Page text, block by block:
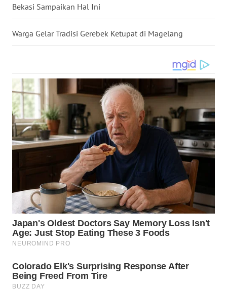
Bekasi Sampaikan Hal Ini
Warga Gelar Tradisi Gerebek Ketupat di Magelang
WN
WN
TAPANULI
SELATAN
WN
TANJUNG
KARO
WN
SIMALUNGUN
LABUHANBATU